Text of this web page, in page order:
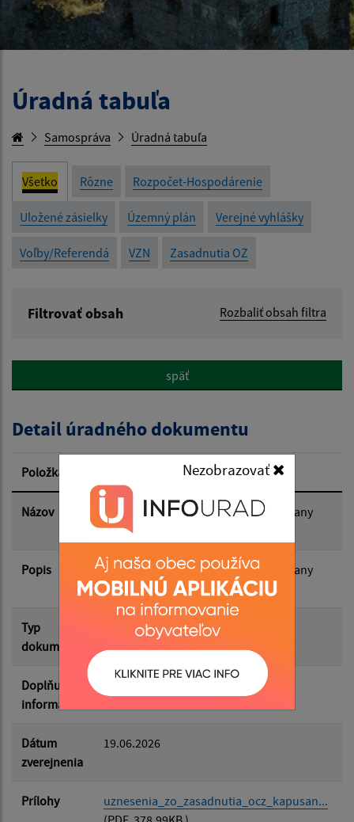
Nezobrazovať
Úradná tabuľa
Samospráva Úradná tabuľa
Všetko Rôzne Rozpočet-Hospodárenie
Uložené zásielky Územný plán Verejné vyhlášky
Voľby/Referendá VZN Zasadnutia OZ
Filtrovať obsah Rozbaliť obsah filtra
Popis:
Dátum zverejnenia od:
Dátum zverejnenia do:
Filtrovať Reset
späť
Detail úradného dokumentu
Položka
Názov
Uznesenia zo zasadnutia OcZ Kapušany
konaného dňa 18. 6. 2026
Popis
Uznesenia zo zasadnutia OcZ Kapušany
konaného dňa 18. 6. 2026
Typ
dokumentu
Rôzne
Doplňujúce
informácie
Dátum
zverejnenia
19.06.2026
Prílohy
uznesenia_zo_zasadnutia_ocz_kapusan...